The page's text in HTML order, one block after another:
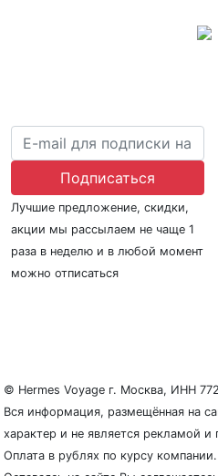
© Hermes Voyage г. Москва, ИНН
Вся информация, размещённая на
характер и не является рекламой и
Оплата в рублях по курсу компании.
Подписаться
Лучшие предложение, скидки,
акции мы рассылаем не чаще 1
раза в неделю и в любой момент
можно отписаться